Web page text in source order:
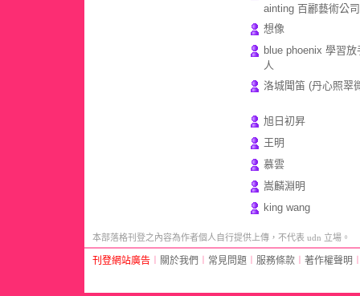
ainting 百酈藝術公司
想像
blue phoenix 學習放
人
洛城聞笛 (丹心照翠
旭日初昇
王明
慕雲
嵩麟淵明
king wang
本部落格刊登之內容為作者個人自行提供上傳，不代表 udn 立場。
刊登網站廣告 關於我們 常見問題 服務條款 著作權聲明